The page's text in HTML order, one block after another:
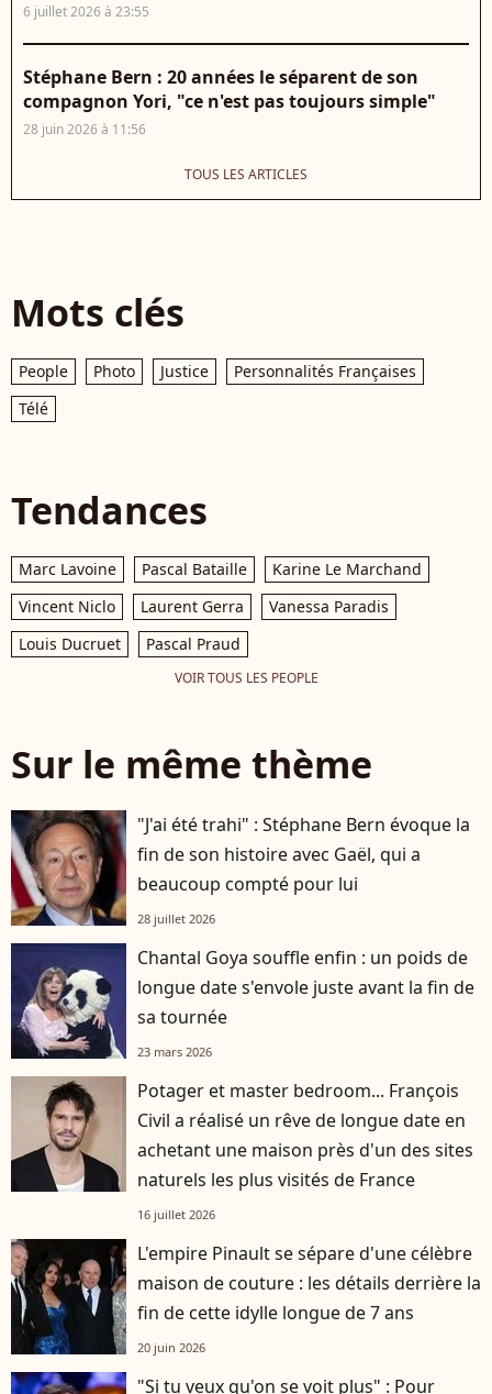
6 juillet 2026 à 23:55
Stéphane Bern : 20 années le séparent de son
compagnon Yori, "ce n'est pas toujours simple"
28 juin 2026 à 11:56
TOUS LES ARTICLES
Mots clés
People Photo Justice
Personnalités Françaises
Télé
Tendances
Marc Lavoine Pascal Bataille
Karine Le Marchand
Vincent Niclo
Laurent Gerra
Vanessa Paradis
Louis Ducruet
Pascal Praud
VOIR TOUS LES PEOPLE
Sur le même thème
"J'ai été trahi" : Stéphane Bern évoque la
fin de son histoire avec Gaël, qui a
beaucoup compté pour lui
28 juillet 2026
Chantal Goya souffle enfin : un poids de
longue date s'envole juste avant la fin de
sa tournée
23 mars 2026
Potager et master bedroom... François
Civil a réalisé un rêve de longue date en
achetant une maison près d'un des sites
naturels les plus visités de France
16 juillet 2026
L'empire Pinault se sépare d'une célèbre
maison de couture : les détails derrière la
fin de cette idylle longue de 7 ans
20 juin 2026
"Si tu veux qu'on se voit plus" : Pour